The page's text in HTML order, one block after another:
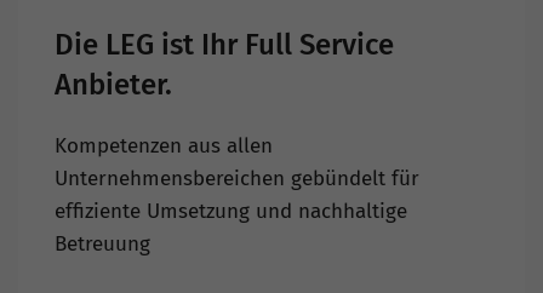
Die LEG ist Ihr Full Service
Anbieter.
Kompetenzen aus allen
Unternehmensbereichen gebündelt für
effiziente Umsetzung und nachhaltige
Betreuung